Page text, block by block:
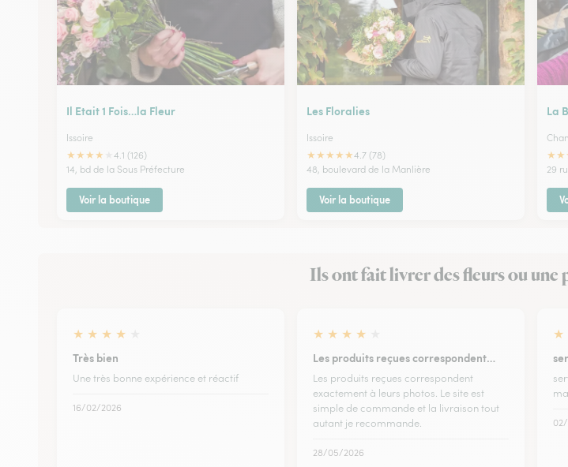
Il Etait 1 Fois…la Fleur
Issoire
★★★★
4.1 (126)
14, bd de la Sous Préfecture
Voir la boutique
Les Floralies
Issoire
★★★★★4.7 (78)
48, boulevard de la Manlière
Voir la boutique
La
★★
29
Ils ont fait livrer des fleurs ou
★ ★ ★ ★
Très bien
Une très bonne expérience et réactif
16/02/2026
★ ★ ★ ★
Les produits reçues correspondent…
Les produits reçues correspondent
exactement à leurs photos. Le site est
simple de commande et la livraison tout
autant je recommande.
28/05/2026
★